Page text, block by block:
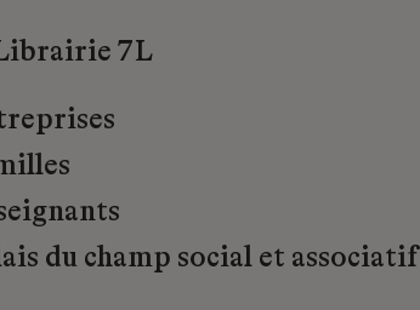
7L
du champ social et associatif